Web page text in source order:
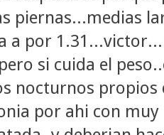
piernas...medias
a por
si cuida el
nocturnos propios
por ahi con